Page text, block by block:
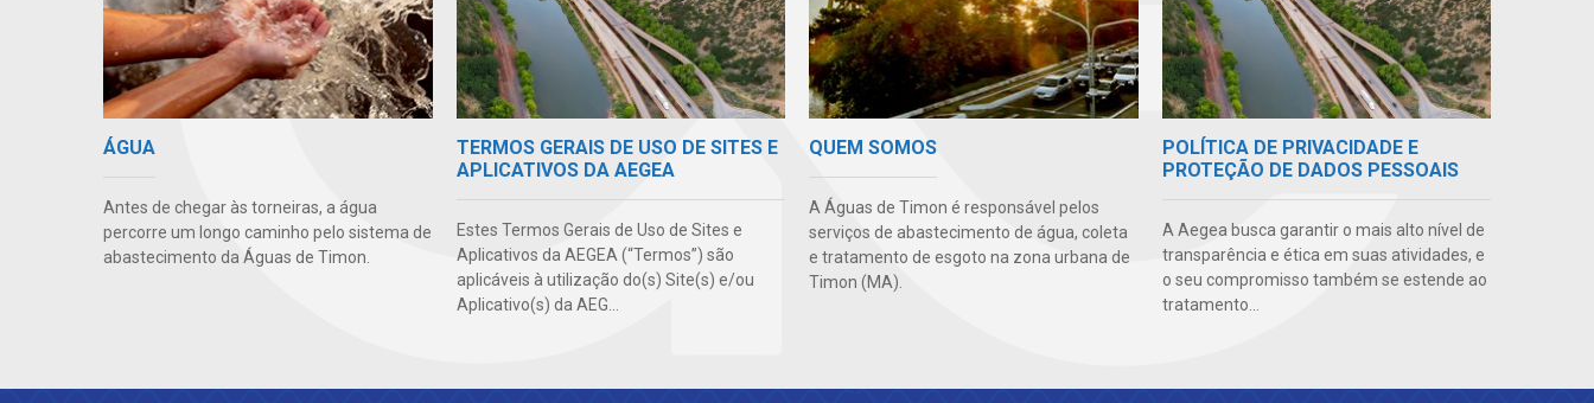
ÁGUA
Antes de chegar às torneiras, a água
percorre um longo caminho pelo sistema de
abastecimento da Águas de Timon.
TERMOS GERAIS DE USO DE SITES E
APLICATIVOS DA AEGEA
Estes Termos Gerais de Uso de Sites e
Aplicativos da AEGEA (“Termos”) são
aplicáveis à utilização do(s) Site(s) e/ou
Aplicativo(s) da AEG...
QUEM SOMOS
A Águas de Timon é responsável pelos
serviços de abastecimento de água, coleta
e tratamento de esgoto na zona urbana de
Timon (MA).
POLÍTICA DE PRIVACIDADE E
PROTEÇÃO DE DADOS PESSOAIS
A Aegea busca garantir o mais alto nível de
transparência e ética em suas atividades, e
o seu compromisso também se estende ao
tratamento...